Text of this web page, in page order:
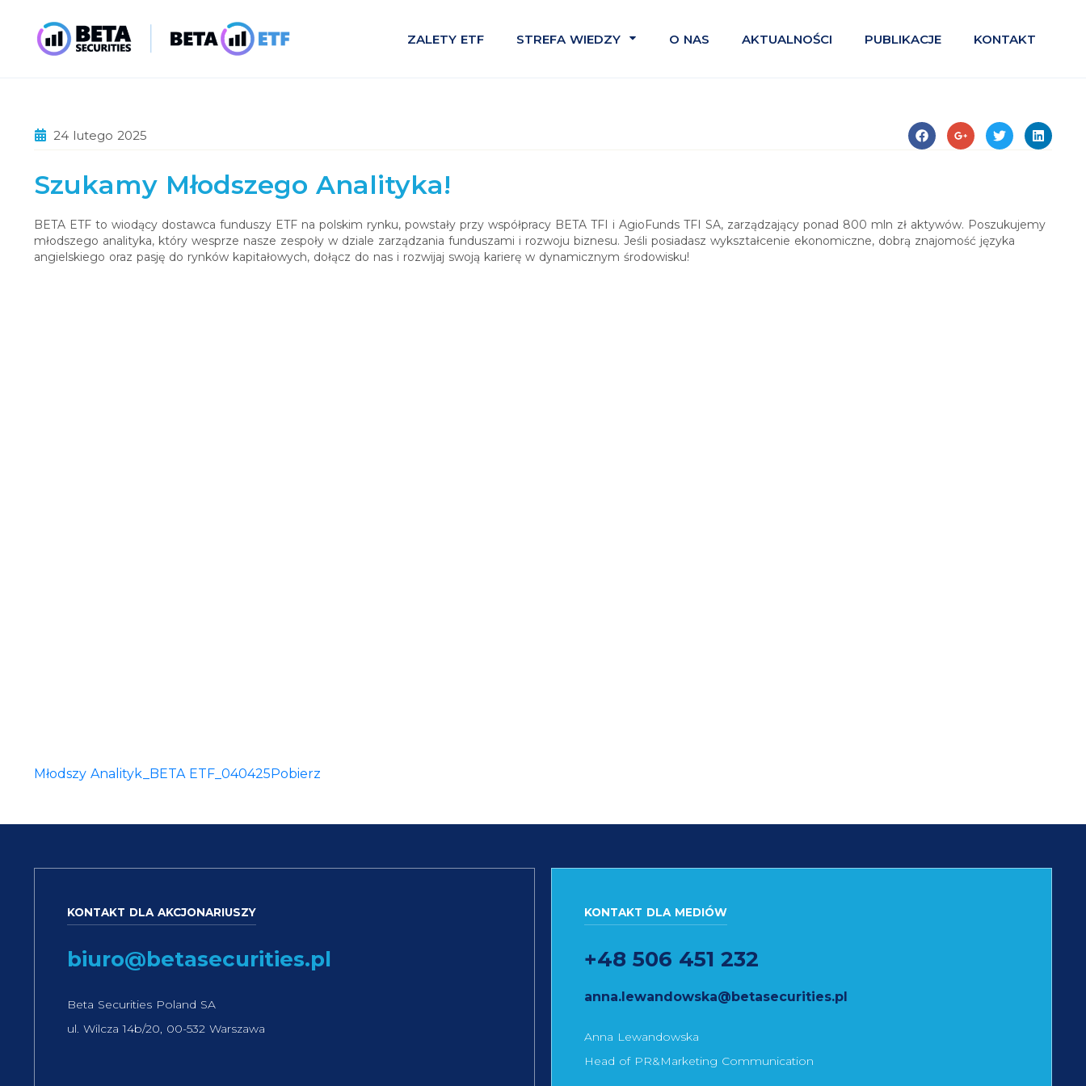
ZALETY ETF STREFA WIEDZY O NAS AKTUALNOŚCI PUBLIKACJE KONTAKT
24 lutego 2025
Szukamy Młodszego Analityka!
BETA ETF to wiodący dostawca funduszy ETF na polskim rynku, powstały przy współpracy BETA TFI i AgioFunds TFI SA, zarządzający ponad 800 mln zł aktywów. Poszukujemy
młodszego analityka, który wesprze nasze zespoły w dziale zarządzania funduszami i rozwoju biznesu. Jeśli posiadasz wykształcenie ekonomiczne, dobrą znajomość języka
angielskiego oraz pasję do rynków kapitałowych, dołącz do nas i rozwijaj swoją karierę w dynamicznym środowisku!
Młodszy Analityk_BETA ETF_040425Pobierz
KONTAKT DLA AKCJONARIUSZY
biuro@betasecurities.pl
Beta Securities Poland SA
ul. Wilcza 14b/20, 00-532 Warszawa
KONTAKT DLA MEDIÓW
+48 506 451 232
anna.lewandowska@betasecurities.pl
Anna Lewandowska
Head of PR&Marketing Communication